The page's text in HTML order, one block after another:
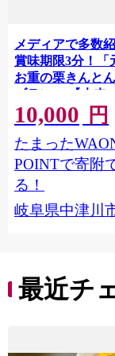
メディアで多数
賞味期限3分！「
お重の栗きんと
ブラン」 【未来
褒美】スイーツ
ンブラン くりき
ん デザート ご褒
取り寄せ くり お
10,000 円
たまった
POINTで寄附
る！
岐阜県中津川
最近チ